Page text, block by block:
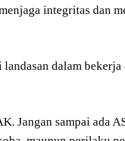
integritas dan
dalam bekerja
Jangan sampai ada